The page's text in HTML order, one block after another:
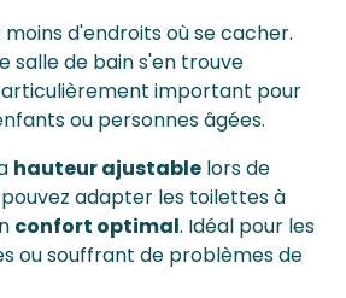
d'endroits où se cacher.
salle de bain s'en trouve
important pour
ou personnes âgées.
hauteur ajustable lors de
adapter les toilettes à
confort optimal. Idéal pour les
ou souffrant de problèmes de